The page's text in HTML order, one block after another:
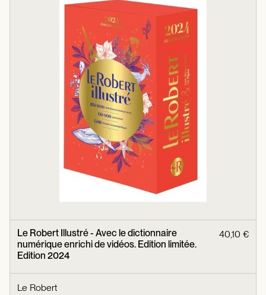
Le Robert Illustré - Avec le dictionnaire
numérique enrichi de vidéos. Edition limitée.
Edition 2024
40,10 €
Le Robert